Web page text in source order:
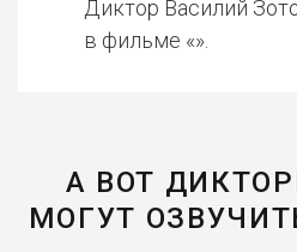
Диктор Василий
в фильме «».
А ВОТ
МОГУТ